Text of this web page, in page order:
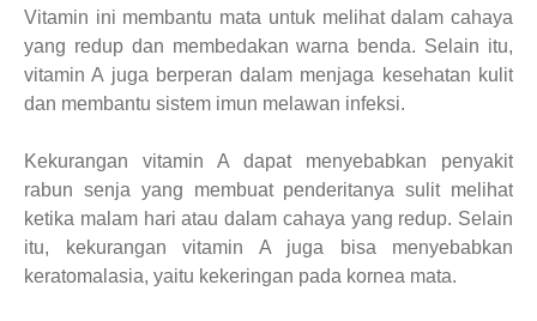
Vitamin ini membantu mata untuk melihat dalam cahaya
yang redup dan membedakan warna benda. Selain itu,
vitamin A juga berperan dalam menjaga kesehatan kulit
dan membantu sistem imun melawan infeksi.
Kekurangan vitamin A dapat menyebabkan penyakit
rabun senja yang membuat penderitanya sulit melihat
ketika malam hari atau dalam cahaya yang redup. Selain
itu, kekurangan vitamin A juga bisa menyebabkan
keratomalasia, yaitu kekeringan pada kornea mata.